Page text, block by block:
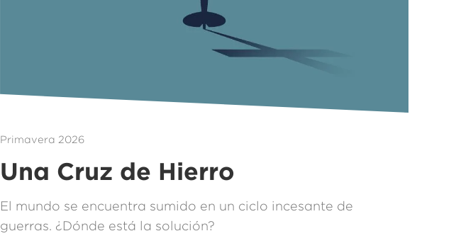
Primavera 2026
Una Cruz de Hierro
El mundo se encuentra sumido en un ciclo incesante de
guerras. ¿Dónde está la solución?